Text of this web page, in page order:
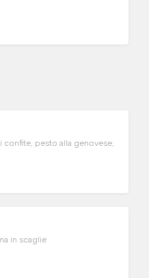
confite, pesto alla genovese,
in scaglie